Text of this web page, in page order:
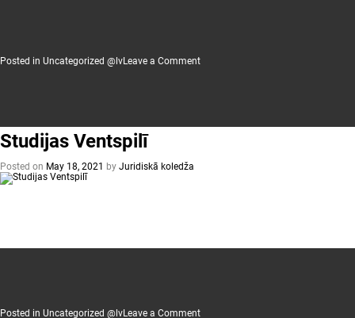
Posted in Uncategorized @lvLeave a Commenton
Studijas Ventspilī
Posted on May 18, 2021 by Juridiskā koledža
Posted in Uncategorized @lvLeave a Commenton